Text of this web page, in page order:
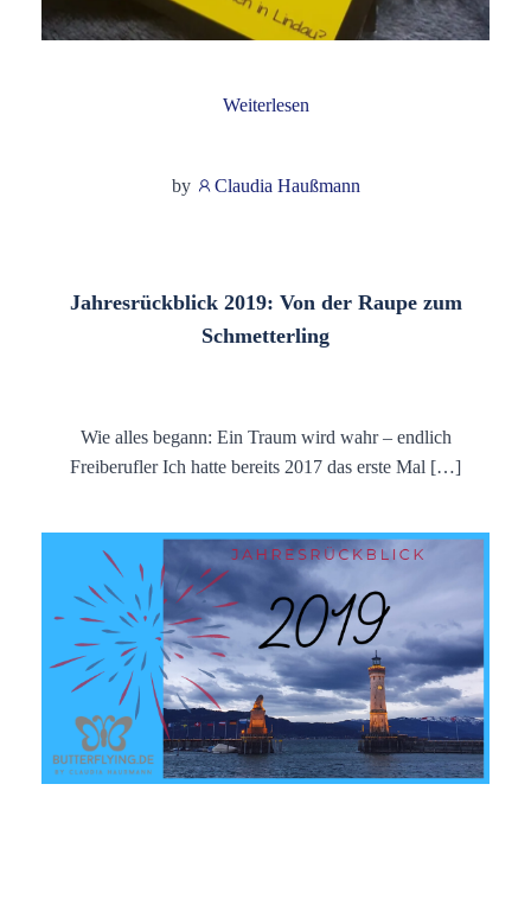
Weiterlesen
by Claudia Haußmann
Jahresrückblick 2019: Von der Raupe zum
Schmetterling
Wie alles begann: Ein Traum wird wahr – endlich
Freiberufler Ich hatte bereits 2017 das erste Mal […]